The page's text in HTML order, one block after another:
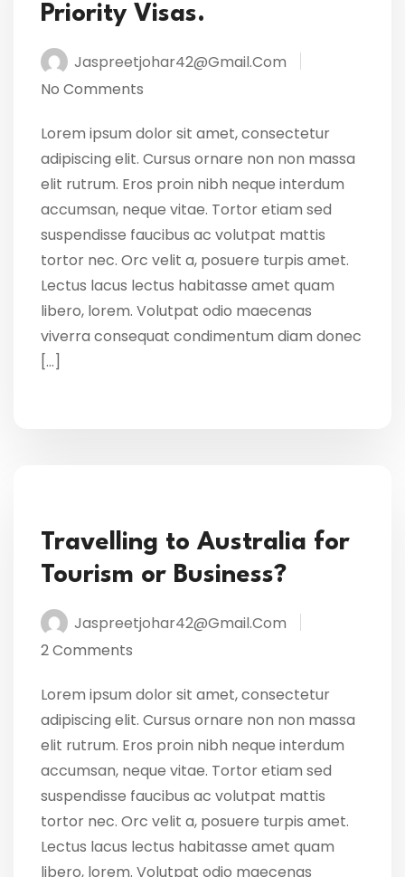
Priority Visas.
Jaspreetjohar42@gmail.com
No Comments
Lorem ipsum dolor sit amet, consectetur
adipiscing elit. Cursus ornare non non massa
elit rutrum. Eros proin nibh neque interdum
accumsan, neque vitae. Tortor etiam sed
suspendisse faucibus ac volutpat mattis
tortor nec. Orc velit a, posuere turpis amet.
Lectus lacus lectus habitasse amet quam
libero, lorem. Volutpat odio maecenas
viverra consequat condimentum diam donec
[…]
Travelling to Australia for
Tourism or Business?
Jaspreetjohar42@gmail.com
2 Comments
Lorem ipsum dolor sit amet, consectetur
adipiscing elit. Cursus ornare non non massa
elit rutrum. Eros proin nibh neque interdum
accumsan, neque vitae. Tortor etiam sed
suspendisse faucibus ac volutpat mattis
tortor nec. Orc velit a, posuere turpis amet.
Lectus lacus lectus habitasse amet quam
libero, lorem. Volutpat odio maecenas